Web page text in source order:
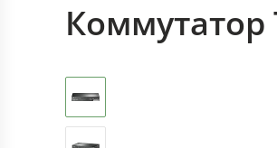
Коммутатор